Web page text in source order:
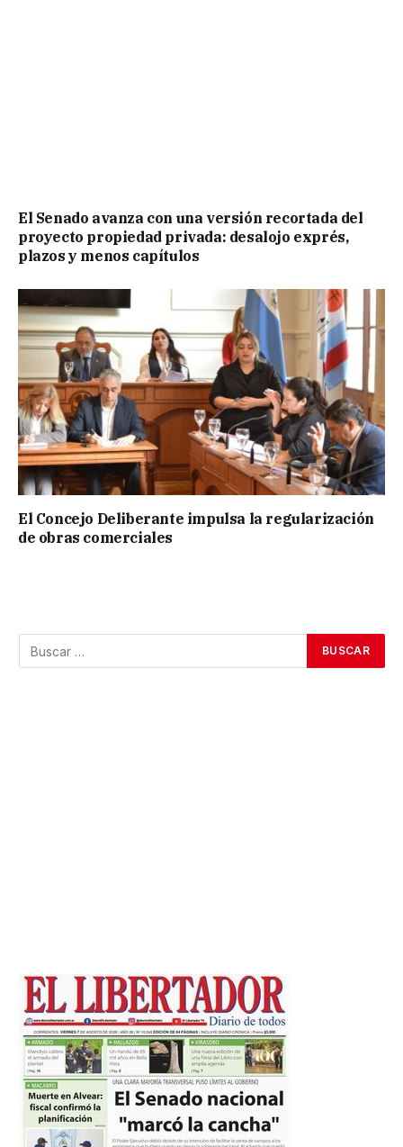
El Senado avanza con una versión recortada del
proyecto propiedad privada: desalojo exprés,
plazos y menos capítulos
El Concejo Deliberante impulsa la regularización
de obras comerciales